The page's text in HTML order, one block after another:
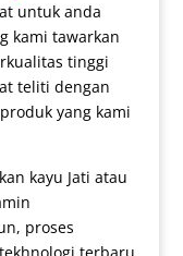
untuk anda
kami tawarkan
tinggi
teliti dengan
yang kami
kayu Jati atau
proses